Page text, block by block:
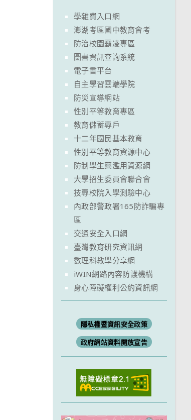
學雜費入口網
澎湖考區國中教育會考
防治校園霸凌專區
圖書資訊查詢系統
電子書平台
自主學習雲端學院
防災宣導網站
性別平等教育專區
教育儲蓄專戶
十二年國民基本教育
性別平等教育資源中心
防制學生藥濫用資源網
大學招生委員會聯合會
技專校院入學測驗中心
內政部警政署165防詐騙專
區
交通安全入口網
臺灣教育研究資訊網
數理科教學分享網
iWIN網路內容防護機構
身心障礙權利公約資訊網
隱私權暨資訊安全政策
政府網站資料開放宣告